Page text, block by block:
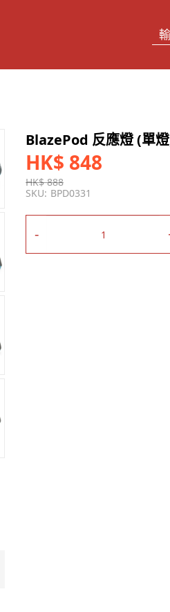
BlazePod 反應燈 (單
HK$ 848
HK$ 888
SKU: BPD0331
-